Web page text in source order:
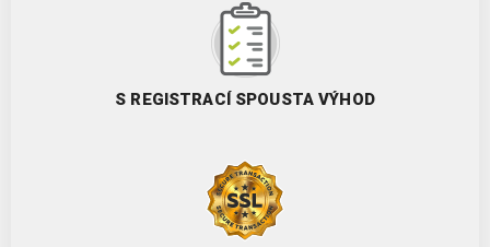
S REGISTRACÍ SPOUSTA VÝHOD